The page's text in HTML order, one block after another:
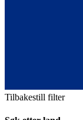
Tilbakestill filter